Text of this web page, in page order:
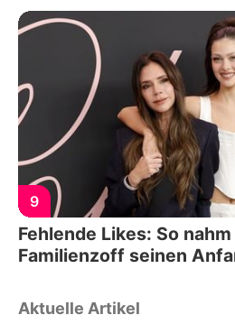
9
Fehlende Likes: So
Familienzoff seinen
Aktuelle Artikel